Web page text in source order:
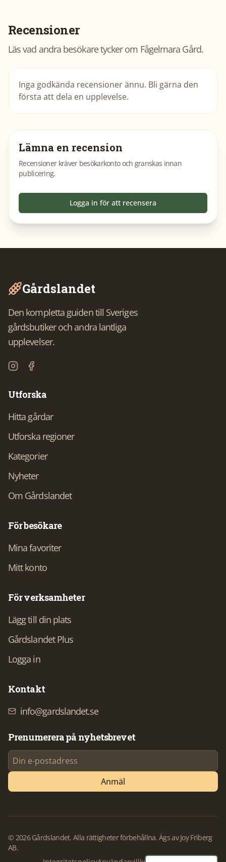
Recensioner
Läs vad andra besökare tycker om Fågelmara Gård.
Inga godkända recensioner ännu. Bli gärna den
första att dela en upplevelse.
Lämna en recension
Recensioner kräver besökarkonto och granskas innan
publicering.
Logga in för att recensera
Gårdslandet
Den kompletta guiden till Sveriges
gårdsbutiker och andra lantliga
upplevelser.
Utforska
Hitta gårdar
Utforska regioner
Kategorier
Nyheter
Om Gårdslandet
För besökare
Mina favoriter
Mitt konto
För verksamheter
Lägg till din plats
Gårdslandet Plus
Logga in
Kontakt
info@gardslandet.se
Prenumerera på nyhetsbrevet
Anmäl
© 2026Gårdslandet. Alla rättigheter förbehållna. Ägs av Joy Friberg
AB.